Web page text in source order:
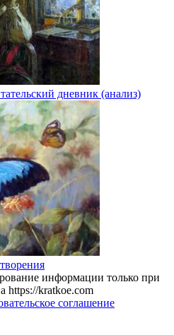
дневник (анализ)
информации только при
https://kratkoe.com
соглашение